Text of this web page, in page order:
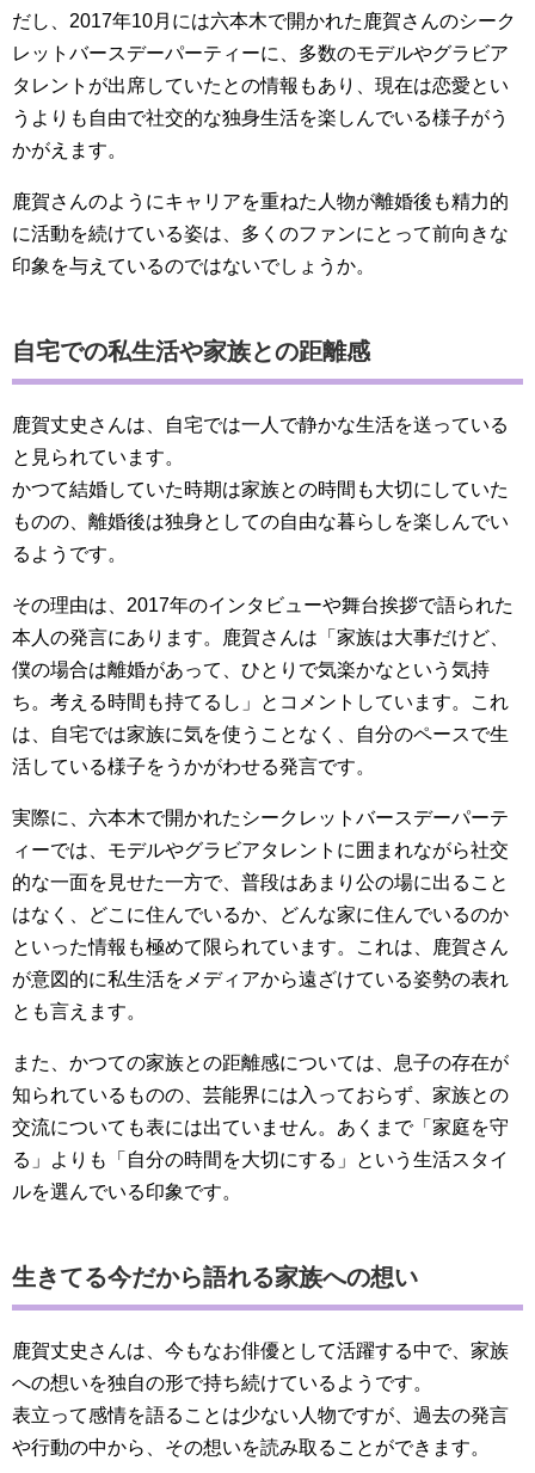
だし、2017年10月には六本木で開かれた鹿賀さんのシーク
レットバースデーパーティーに、多数のモデルやグラビア
タレントが出席していたとの情報もあり、現在は恋愛とい
うよりも自由で社交的な独身生活を楽しんでいる様子がう
かがえます。
鹿賀さんのようにキャリアを重ねた人物が離婚後も精力的
に活動を続けている姿は、多くのファンにとって前向きな
印象を与えているのではないでしょうか。
自宅での私生活や家族との距離感
鹿賀丈史さんは、自宅では一人で静かな生活を送っている
と見られています。
かつて結婚していた時期は家族との時間も大切にしていた
ものの、離婚後は独身としての自由な暮らしを楽しんでい
るようです。
その理由は、2017年のインタビューや舞台挨拶で語られた
本人の発言にあります。鹿賀さんは「家族は大事だけど、
僕の場合は離婚があって、ひとりで気楽かなという気持
ち。考える時間も持てるし」とコメントしています。これ
は、自宅では家族に気を使うことなく、自分のペースで生
活している様子をうかがわせる発言です。
実際に、六本木で開かれたシークレットバースデーパーテ
ィーでは、モデルやグラビアタレントに囲まれながら社交
的な一面を見せた一方で、普段はあまり公の場に出ること
はなく、どこに住んでいるか、どんな家に住んでいるのか
といった情報も極めて限られています。これは、鹿賀さん
が意図的に私生活をメディアから遠ざけている姿勢の表れ
とも言えます。
また、かつての家族との距離感については、息子の存在が
知られているものの、芸能界には入っておらず、家族との
交流についても表には出ていません。あくまで「家庭を守
る」よりも「自分の時間を大切にする」という生活スタイ
ルを選んでいる印象です。
生きてる今だから語れる家族への想い
鹿賀丈史さんは、今もなお俳優として活躍する中で、家族
への想いを独自の形で持ち続けているようです。
表立って感情を語ることは少ない人物ですが、過去の発言
や行動の中から、その想いを読み取ることができます。